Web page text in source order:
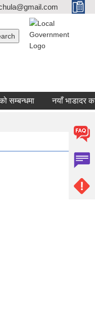
नयाँ भाडादर